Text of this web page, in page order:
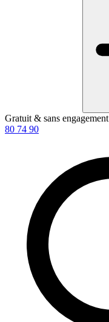
Gratuit & sans engagement
80 74 90